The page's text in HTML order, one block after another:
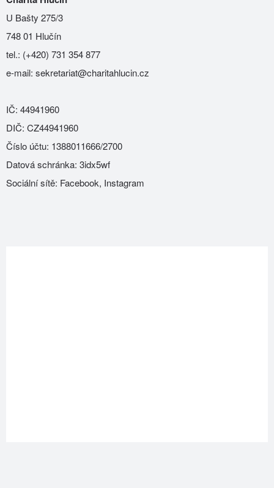
U Bašty 275/3
748 01 Hlučín
tel.: (+420) 731 354 877
e-mail: sekretariat@charitahlucin.cz
IČ: 44941960
DIČ: CZ44941960
Číslo účtu: 1388011666/2700
Datová schránka: 3idx5wf
Sociální sítě: Facebook, Instagram